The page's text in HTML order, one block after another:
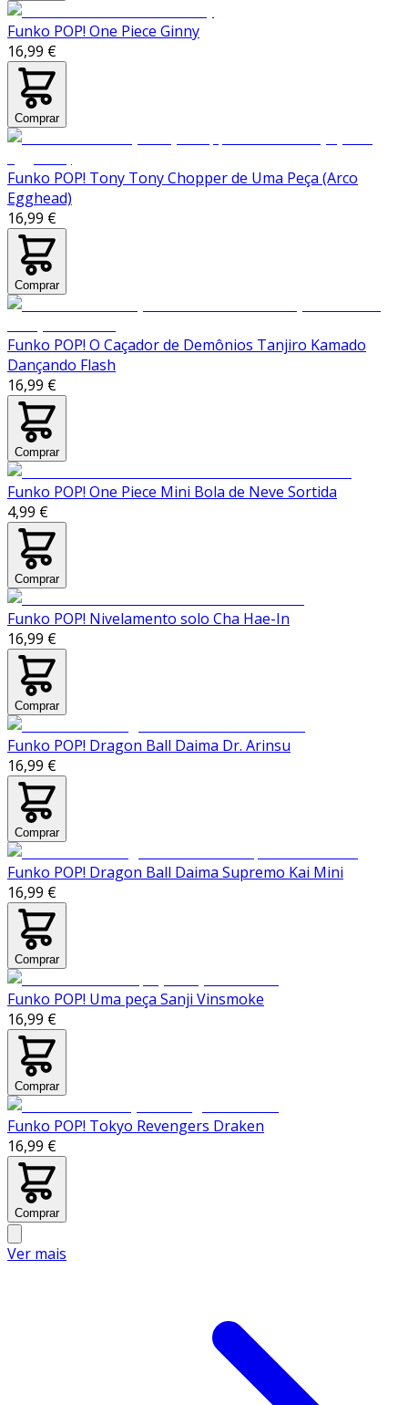
Funko POP! One Piece Ginny
16,99 €
Comprar
Funko POP! Tony Tony Chopper de Uma Peça (Arco
Egghead)
16,99 €
Comprar
Funko POP! O Caçador de Demônios Tanjiro Kamado
Dançando Flash
16,99 €
Comprar
Funko POP! One Piece Mini Bola de Neve Sortida
4,99 €
Comprar
Funko POP! Nivelamento solo Cha Hae-In
16,99 €
Comprar
Funko POP! Dragon Ball Daima Dr. Arinsu
16,99 €
Comprar
Funko POP! Dragon Ball Daima Supremo Kai Mini
16,99 €
Comprar
Funko POP! Uma peça Sanji Vinsmoke
16,99 €
Comprar
Funko POP! Tokyo Revengers Draken
16,99 €
Comprar
Ver mais